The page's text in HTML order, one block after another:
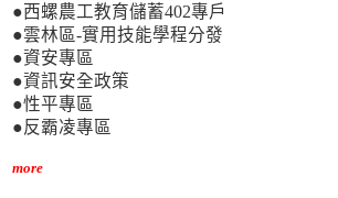
●西螺農工教育儲蓄402專戶
●雲林區-實用技能學程分發
●資安專區
●資訊安全政策
●性平專區
●反霸凌專區
more